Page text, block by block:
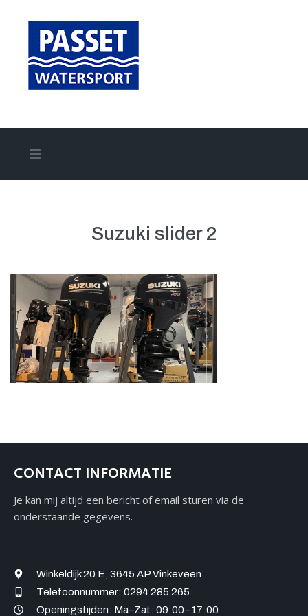
Onze diensten
Over ons
Contact
Suzuki slider 2
CONTACT INFORMATIE
Je kan mij altijd een bericht of email sturen via de
onderstaande gegevens.
Winkeldijk 20 E, 3645 AP Vinkeveen
Telefoonnummer: 0294 285 265
Openingstijden: Ma–Zat: 09:00–17:00